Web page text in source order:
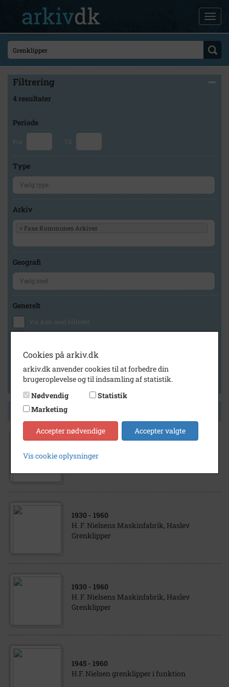
Filtrering
4 resultater
Periode
Fra Til
Type
Arkiv
× Faxe Kommunes Arkiver
Geografi
Generelt
Vis kun med billeder
Vis kun med lydklip
Vis kun med kilder
Vis kun med geo-tag
Side 1 af 1
1930- 1960
H. F. Nielsens Maskinfabrik, Haslev
1930 - 1960
H. F. Nielsens Maskinfabrik, Haslev
Grenklipper
1930 - 1960
H. F. Nielsens Maskinfabrik, Haslev
Grenklipper
1945 - 1960
H.F. Nielsen grenklipper i funktion
Cookies på arkiv.dk
arkiv.dk anvender cookies til at forbedre din
brugeroplevelse og til indsamling af statistik.
Nødvendig
Statistik
Marketing
Accepter nødvendige Accepter valgte
Vis cookie oplysninger